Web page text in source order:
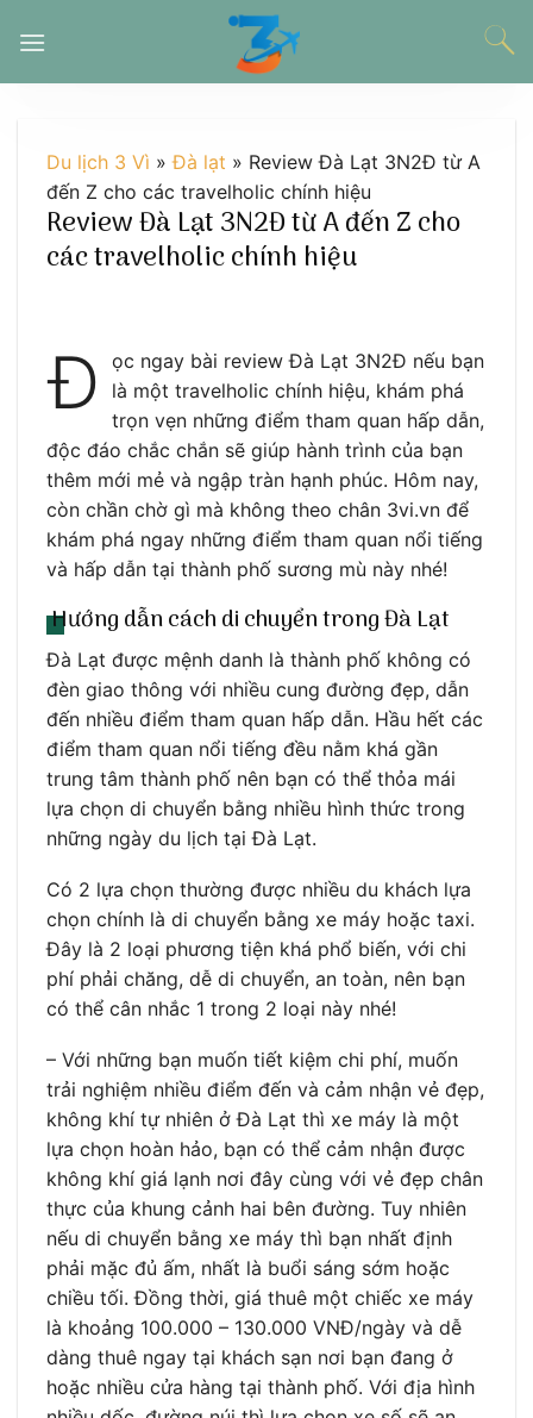
đến
Du lịch 3 Vì »Đà lạt » Review Đà Lạt 3N2Đ từ A
đến Z cho các travelholic chính hiệu
Review Đà Lạt 3N2Đ từ A đến Z cho
các travelholic chính hiệu
Đ
ọc ngay bài review Đà Lạt 3N2Đ nếu bạn
là một travelholic chính hiệu, khám phá
trọn vẹn những điểm tham quan hấp dẫn,
độc đáo chắc chắn sẽ giúp hành trình của bạn
thêm mới mẻ và ngập tràn hạnh phúc. Hôm nay,
còn chần chờ gì mà không theo chân 3vi.vn để
khám phá ngay những điểm tham quan nổi tiếng
và hấp dẫn tại thành phố sương mù này nhé!
Hướng dẫn cách di chuyển trong Đà Lạt
Đà Lạt được mệnh danh là thành phố không có
đèn giao thông với nhiều cung đường đẹp, dẫn
đến nhiều điểm tham quan hấp dẫn. Hầu hết các
điểm tham quan nổi tiếng đều nằm khá gần
trung tâm thành phố nên bạn có thể thỏa mái
lựa chọn di chuyển bằng nhiều hình thức trong
những ngày du lịch tại Đà Lạt.
Có 2 lựa chọn thường được nhiều du khách lựa
chọn chính là di chuyển bằng xe máy hoặc taxi.
Đây là 2 loại phương tiện khá phổ biến, với chi
phí phải chăng, dễ di chuyển, an toàn, nên bạn
có thể cân nhắc 1 trong 2 loại này nhé!
– Với những bạn muốn tiết kiệm chi phí, muốn
trải nghiệm nhiều điểm đến và cảm nhận vẻ đẹp,
không khí tự nhiên ở Đà Lạt thì xe máy là một
lựa chọn hoàn hảo, bạn có thể cảm nhận được
không khí giá lạnh nơi đây cùng với vẻ đẹp chân
thực của khung cảnh hai bên đường. Tuy nhiên
nếu di chuyển bằng xe máy thì bạn nhất định
phải mặc đủ ấm, nhất là buổi sáng sớm hoặc
chiều tối. Đồng thời, giá thuê một chiếc xe máy
là khoảng 100.000 – 130.000 VNĐ/ngày và dễ
dàng thuê ngay tại khách sạn nơi bạn đang ở
hoặc nhiều cửa hàng tại thành phố. Với địa hình